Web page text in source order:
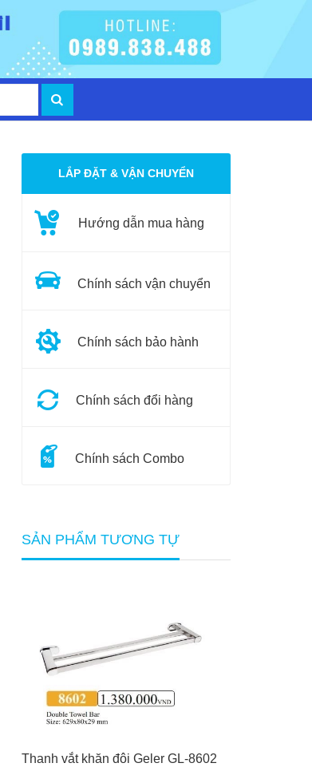
LẮP ĐẶT & VẬN CHUYỂN
Hướng dẫn mua hàng
Chính sách vận chuyển
Chính sách bảo hành
Chính sách đổi hàng
Chính sách Combo
SẢN PHẨM TƯƠNG TỰ
Thanh vắt khăn đôi Geler GL-8602